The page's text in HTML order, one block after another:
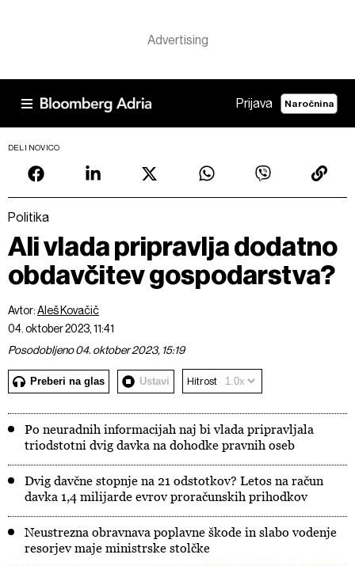
Prijava Naročnina
DELI NOVICO
Politika
Ali vlada pripravlja dodatno
obdavčitev gospodarstva?
Avtor:Aleš Kovačič
04. oktober 2023, 11:41
Posodobljeno 04. oktober 2023, 15:19
Preberi na glas Ustavi Hitrost
Po neuradnih informacijah naj bi vlada pripravljala
triodstotni dvig davka na dohodke pravnih oseb
Dvig davčne stopnje na 21 odstotkov? Letos na račun
davka 1,4 milijarde evrov proračunskih prihodkov
Neustrezna obravnava poplavne škode in slabo vodenje
resorjev maje ministrske stolčke